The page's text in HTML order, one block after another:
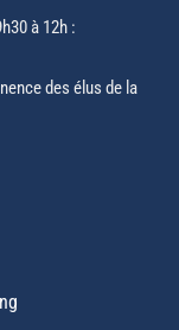
à 12h :
des élus de la